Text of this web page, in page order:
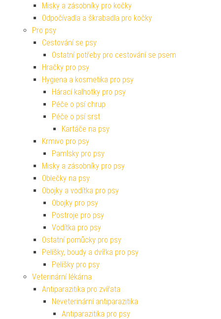
Misky a zásobníky pro kočky
Odpočívadla a škrabadla pro kočky
Pro psy
Cestování se psy
Ostatní potřeby pro cestování se psem
Hračky pro psy
Hygiena a kosmetika pro psy
Hárací kalhotky pro psy
Péče o psí chrup
Péče o psí srst
Kartáče na psy
Krmivo pro psy
Pamlsky pro psy
Misky a zásobníky pro psy
Oblečky na psy
Obojky a vodítka pro psy
Obojky pro psy
Postroje pro psy
Vodítka pro psy
Ostatní pomůcky pro psy
Pelíšky, boudy a dvířka pro psy
Pelíšky pro psy
Veterinární lékárna
Antiparazitika pro zvířata
Neveterinární antiparazitika
Antiparazitika pro psy